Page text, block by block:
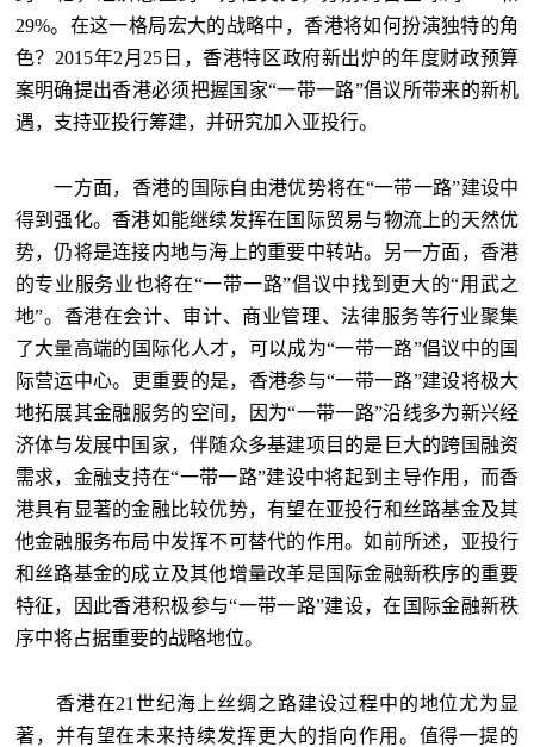
29%。在这一格局宏大的战略中，香港将如何扮演独特的角
色？2015年2月25日，香港特区政府新出炉的年度财政预算
案明确提出香港必须把握国家“一带一路”倡议所带来的新机
遇，支持亚投行筹建，并研究加入亚投行。
一方面，香港的国际自由港优势将在“一带一路”建设中
得到强化。香港如能继续发挥在国际贸易与物流上的天然优
势，仍将是连接内地与海上的重要中转站。另一方面，香港
的专业服务业也将在“一带一路”倡议中找到更大的“用武之
地”。香港在会计、审计、商业管理、法律服务等行业聚集
了大量高端的国际化人才，可以成为“一带一路”倡议中的国
际营运中心。更重要的是，香港参与“一带一路”建设将极大
地拓展其金融服务的空间，因为“一带一路”沿线多为新兴经
济体与发展中国家，伴随众多基建项目的是巨大的跨国融资
需求，金融支持在“一带一路”建设中将起到主导作用，而香
港具有显著的金融比较优势，有望在亚投行和丝路基金及其
他金融服务布局中发挥不可替代的作用。如前所述，亚投行
和丝路基金的成立及其他增量改革是国际金融新秩序的重要
特征，因此香港积极参与“一带一路”建设，在国际金融新秩
序中将占据重要的战略地位。
香港在21世纪海上丝绸之路建设过程中的地位尤为显
著，并有望在未来持续发挥更大的指向作用。值得一提的